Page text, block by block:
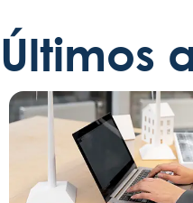
Últimos